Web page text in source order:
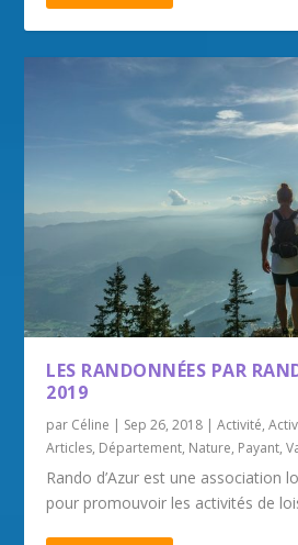
LES RANDONNÉES PAR
2019
par Céline | Sep 26, 2018 |Activité,
Articles, Département, Nature, Payant,
Rando d’Azur est une association
pour promouvoir les activités de